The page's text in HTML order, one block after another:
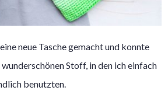
neue Tasche gemacht und konnte
Stoff, in den ich einfach
benutzten.